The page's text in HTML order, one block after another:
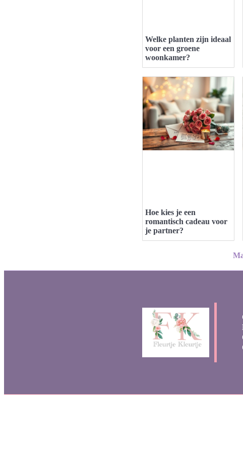
Welke planten zijn ideaal
voor een groene
woonkamer?
Hoe kies je een
romantisch cadeau voor
je partner?